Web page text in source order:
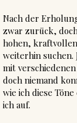
Nach der
zwar zurück,
hohen,
weiterhin suchen.
mit
doch niemand
wie ich diese
ich auf.